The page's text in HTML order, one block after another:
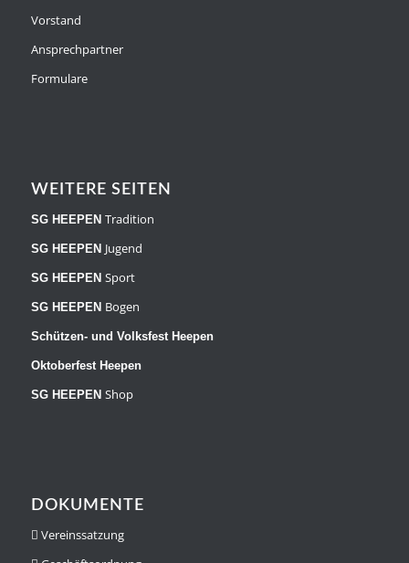
Vorstand
Ansprechpartner
Formulare
WEITERE SEITEN
SG HEEPEN Tradition
SG HEEPEN Jugend
SG HEEPEN Sport
SG HEEPEN Bogen
Schützen- und Volksfest Heepen
Oktoberfest Heepen
SG HEEPEN Shop
DOKUMENTE
Vereinssatzung